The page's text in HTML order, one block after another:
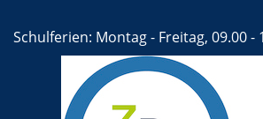
Schulferien: Montag - Freitag, 09.00 -